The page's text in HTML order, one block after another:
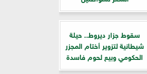
سقوط جزار ديروط.. حيلة
شيطانية لتزوير أختام المجزر
الحكومي وبيع لحوم فاسدة